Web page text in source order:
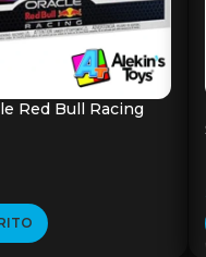
Red Bull Racing